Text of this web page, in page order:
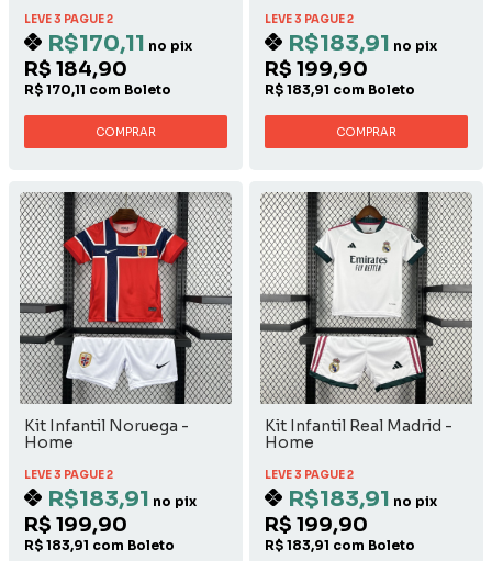
LEVE 3 PAGUE 2
R$170,11 no pix
R$ 184,90
R$ 170,11 com Boleto
COMPRAR
LEVE 3 PAGUE 2
R$183,91 no pix
R$ 199,90
R$ 183,91 com Boleto
COMPRAR
Kit Infantil Noruega -
Home
LEVE 3 PAGUE 2
R$183,91 no pix
R$ 199,90
R$ 183,91 com Boleto
Kit Infantil Real Madrid -
Home
LEVE 3 PAGUE 2
R$183,91 no pix
R$ 199,90
R$ 183,91 com Boleto